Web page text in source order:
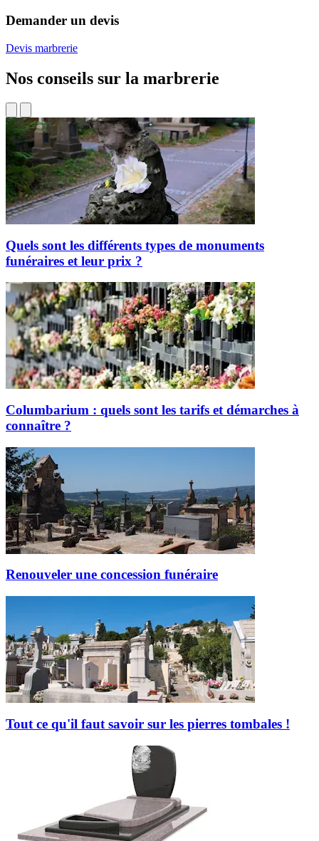
Demander un devis
Devis marbrerie
Nos conseils sur la marbrerie
Quels sont les différents types de monuments
funéraires et leur prix ?
Columbarium : quels sont les tarifs et démarches à
connaître ?
Renouveler une concession funéraire
Tout ce qu'il faut savoir sur les pierres tombales !